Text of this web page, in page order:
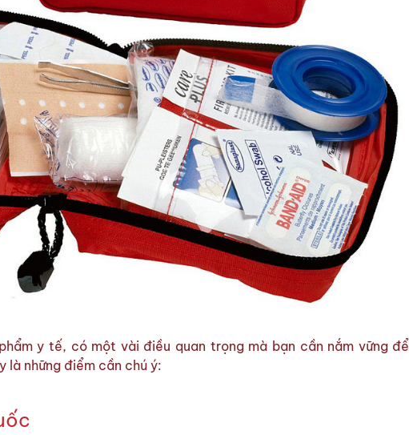
y tế, có một vài điều quan trọng mà bạn cần nắm vững để
là những điểm cần chú ý: